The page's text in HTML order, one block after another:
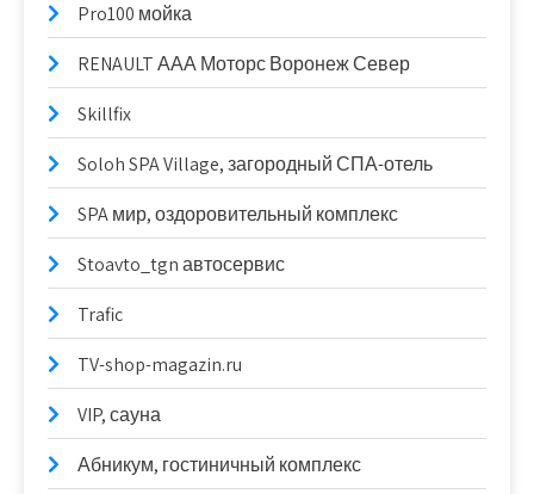
Pro100 мойка
RENAULT ААА Моторс Воронеж Север
Skillfix
Soloh SPA Village, загородный СПА-отель
SPA мир, оздоровительный комплекс
Stoavto_tgn автосервис
Trafic
TV-shop-magazin.ru
VIP, сауна
Абникум, гостиничный комплекс